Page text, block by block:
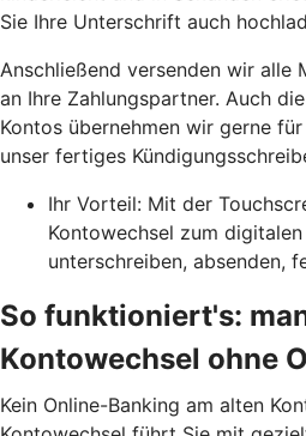
Sie Ihre Unterschrift auch
Anschließend versenden wir alle
an Ihre Zahlungspartner. Auch
Kontos übernehmen wir gerne
unser fertiges
Ihr Vorteil: Mit der
Kontowechsel zum
unterschreiben, absenden,
So funktioniert's:
Kontowechsel ohne
Kein Online-Banking am alten